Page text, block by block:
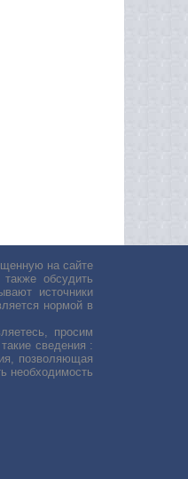
на сайте
обсудить
источники
нормой в
просим
сведения :
позволяющая
необходимость